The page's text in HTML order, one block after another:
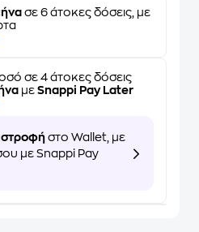
σε 6 άτοκες δόσεις, με
σε 4 άτοκες δόσεις
με Snappi Pay Later
στο Wallet, με
με Snappi Pay